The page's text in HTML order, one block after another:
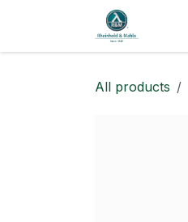
All products